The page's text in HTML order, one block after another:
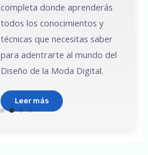
completa donde aprenderás
todos los conocimientos y
técnicas que necesitas saber
para adentrarte al mundo del
Diseño de la Moda Digital.
Leer más